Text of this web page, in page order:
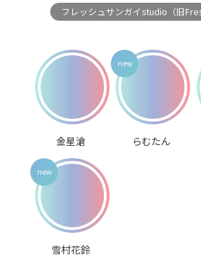
フレッシュサンガイstudio（旧
金星滄 らむたん
雪村花鈴